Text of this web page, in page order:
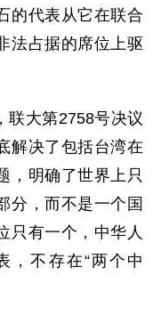
的代表从它在联合
法占据的席位上驱
联大第2758号决议
解决了包括台湾在
，明确了世界上只
分，而不是一个国
只有一个，中华人
，不存在“两个中